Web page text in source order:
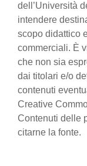
dell’Università
intendere
scopo didattico
commerciali. È
che non sia
dai titolari e/o
contenuti
Creative
Contenuti delle
citarne la fonte.